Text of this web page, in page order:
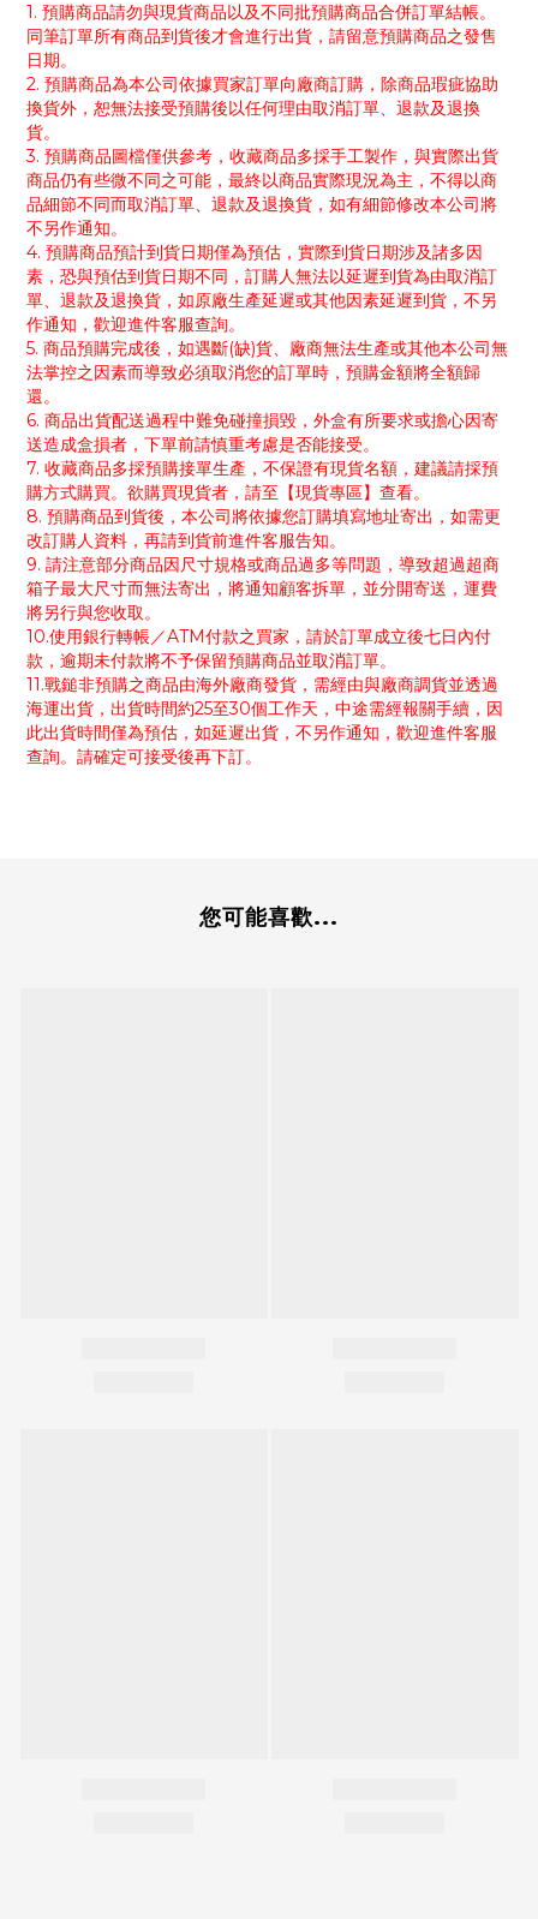
1. 預購商品請勿與現貨商品以及不同批預購商品合併訂單結帳。
同筆訂單所有商品到貨後才會進行出貨，請留意預購商品之發售
日期。
2. 預購商品為本公司依據買家訂單向廠商訂購，除商品瑕疵協助
換貨外，恕無法接受預購後以任何理由取消訂單、退款及退換
貨。
3. 預購商品圖檔僅供參考，收藏商品多採手工製作，與實際出貨
商品仍有些微不同之可能，最終以商品實際現況為主，不得以商
品細節不同而取消訂單、退款及退換貨，如有細節修改本公司將
不另作通知。
4. 預購商品預計到貨日期僅為預估，實際到貨日期涉及諸多因
素，恐與預估到貨日期不同，訂購人無法以延遲到貨為由取消訂
單、退款及退換貨，如原廠生產延遲或其他因素延遲到貨，不另
作通知，歡迎進件客服查詢。
5. 商品預購完成後，如遇斷(缺)貨、廠商無法生產或其他本公司無
法掌控之因素而導致必須取消您的訂單時，預購金額將全額歸
還。
6. 商品出貨配送過程中難免碰撞損毀，外盒有所要求或擔心因寄
送造成盒損者，下單前請慎重考慮是否能接受。
7. 收藏商品多採預購接單生產，不保證有現貨名額，建議請採預
購方式購買。欲購買現貨者，請至【現貨專區】查看。
8. 預購商品到貨後，本公司將依據您訂購填寫地址寄出，如需更
改訂購人資料，再請到貨前進件客服告知。
9. 請注意部分商品因尺寸規格或商品過多等問題，導致超過超商
箱子最大尺寸而無法寄出，將通知顧客拆單，並分開寄送，運費
將另行與您收取。
10.使用銀行轉帳／ATM付款之買家，請於訂單成立後七日內付
款，逾期未付款將不予保留預購商品並取消訂單。
11.戰鎚非預購之商品由海外廠商發貨，需經由與廠商調貨並透過
海運出貨，出貨時間約25至30個工作天，中途需經報關手續，因
此出貨時間僅為預估，如延遲出貨，不另作通知，歡迎進件客服
查詢。請確定可接受後再下訂。
您可能喜歡...